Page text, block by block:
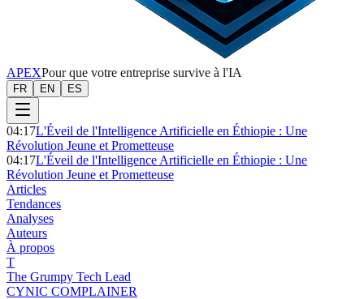
APEXPour que votre entreprise survive à l'IA
FR EN ES
04:17L'Éveil de l'Intelligence Artificielle en Éthiopie : Une
Révolution Jeune et Prometteuse
04:17L'Éveil de l'Intelligence Artificielle en Éthiopie : Une
Révolution Jeune et Prometteuse
Articles
Tendances
Analyses
Auteurs
À propos
T
The Grumpy Tech Lead
CYNIC COMPLAINER